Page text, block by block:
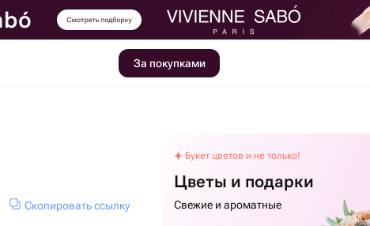
За покупками
Скопировать ссылку
Букет цветов и не только!
Цветы и подарки
Свежие и ароматные